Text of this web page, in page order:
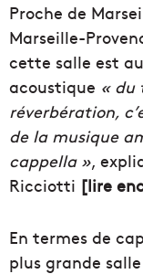
Proche de
Marseille-
cette salle est
acoustique « du
réverbération,
de la musique
cappella »,
Ricciotti [lire
En termes de
plus grande